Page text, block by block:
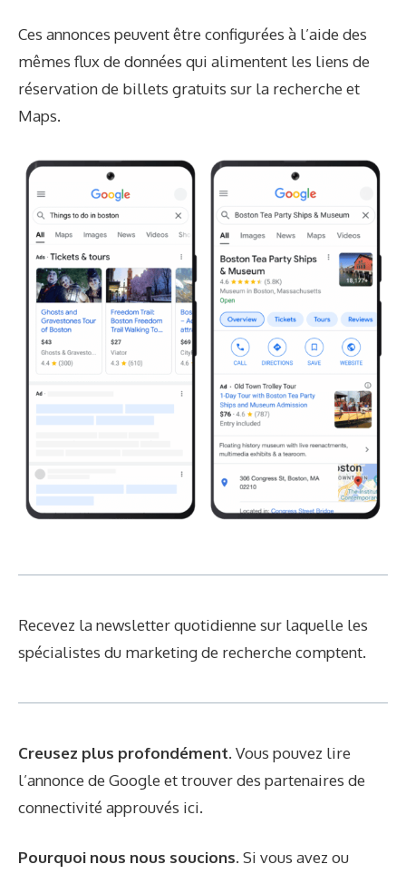
Ces annonces peuvent être configurées à l’aide des
mêmes flux de données qui alimentent les liens de
réservation de billets gratuits sur la recherche et
Maps.
Recevez la newsletter quotidienne sur laquelle les
spécialistes du marketing de recherche comptent.
Creusez plus profondément. Vous pouvez lire
l’annonce de Google et trouver des partenaires de
connectivité approuvés ici.
Pourquoi nous nous soucions. Si vous avez ou